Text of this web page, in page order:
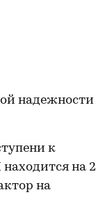
надежности
к
на 2
на